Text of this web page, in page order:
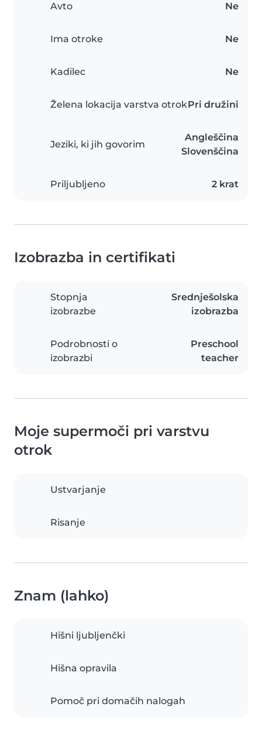
Avto Ne
Ima otroke Ne
Kadilec Ne
Želena lokacija varstva otrokPri družini
Jeziki, ki jih govorim
Angleščina
Slovenščina
Priljubljeno 2 krat
Izobrazba in certifikati
Stopnja
izobrazbe
Srednješolska
izobrazba
Podrobnosti o
izobrazbi
Preschool
teacher
Moje supermoči pri varstvu
otrok
Ustvarjanje
Risanje
Znam (lahko)
Hišni ljubljenčki
Hišna opravila
Pomoč pri domačih nalogah